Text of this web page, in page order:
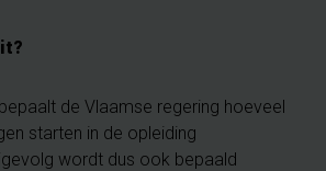
de Vlaamse regering hoeveel
starten in de opleiding
wordt dus ook bepaald